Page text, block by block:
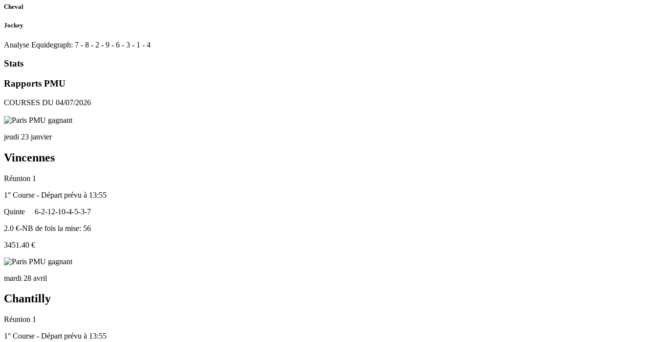
Cheval
Jockey
Analyse Equidegraph: 7 - 8 - 2 - 9 - 6 - 3 - 1 - 4
Stats
Rapports PMU
COURSES DU 04/07/2026
jeudi 23 janvier
Vincennes
Réunion 1
1° Course - Départ prévu à 13:55
Quinte
6-2-12-10-4-5-3-7
2.0 €-NB de fois la mise: 56
3451.40 €
mardi 28 avril
Chantilly
Réunion 1
1° Course - Départ prévu à 13:55